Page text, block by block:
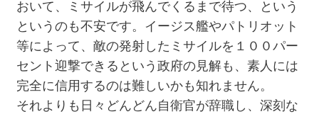
おいて、ミサイルが飛んでくるまで待つ、という
というのも不安です。イージス艦やパトリオット
等によって、敵の発射したミサイルを１００パー
セント迎撃できるという政府の見解も、素人には
完全に信用するのは難しいかも知れません。
それよりも日々どんどん自衛官が辞職し、深刻な